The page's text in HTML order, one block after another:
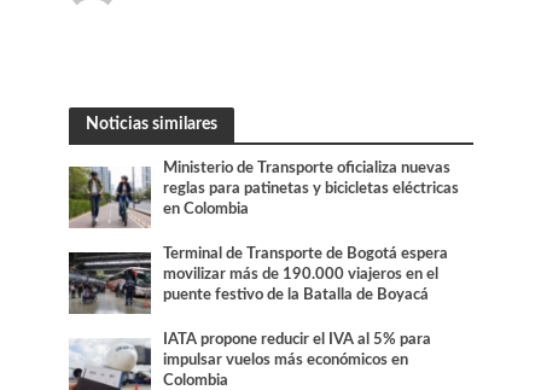
Noticias similares
Ministerio de Transporte oficializa nuevas
reglas para patinetas y bicicletas eléctricas
en Colombia
Terminal de Transporte de Bogotá espera
movilizar más de 190.000 viajeros en el
puente festivo de la Batalla de Boyacá
IATA propone reducir el IVA al 5% para
impulsar vuelos más económicos en
Colombia